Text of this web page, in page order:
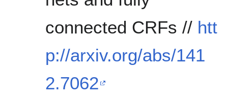
connected CRFs // htt
p://arxiv.org/abs/141
2.7062